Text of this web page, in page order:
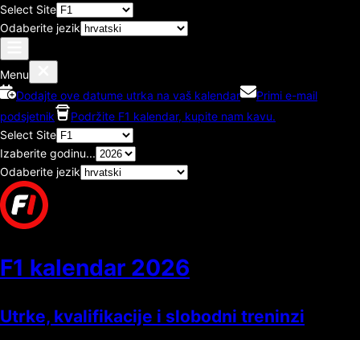
Select Site
Odaberite jezik
Menu
Dodajte ove datume utrka na vaš kalendar
Primi e-mail
podsjetnik
Podržite F1 kalendar, kupite nam kavu.
Select Site
Izaberite godinu...
Odaberite jezik
F1 kalendar 2026
Utrke, kvalifikacije i slobodni treninzi